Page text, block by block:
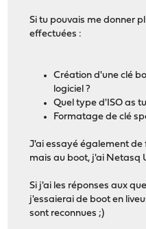
Si tu pouvais me donner
effectuées :
Création d'une clé
logiciel ?
Quel type d'ISO as
Formatage de clé
J'ai essayé également de
mais au boot, j'ai Netasq
Si j'ai les réponses aux
j'essaierai de boot en
sont reconnues ;)